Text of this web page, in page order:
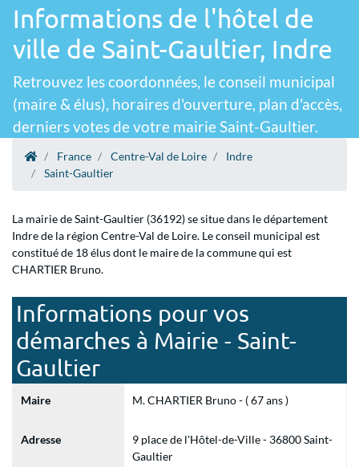
Informations de l'hôtel de
ville de Saint-Gaultier, Indre
Retrouvez les coordonnées, le conseil municipal
(maire & élus), horaires d'ouverture, plan d'accès,
derniers votes de votre mairie Saint-Gaultier.
France Centre-Val de Loire
Indre
Saint-Gaultier
La mairie de Saint-Gaultier (36192) se situe dans le département
Indre de la région Centre-Val de Loire. Le conseil municipal est
constitué de 18 élus dont le maire de la commune qui est
CHARTIER Bruno.
Informations pour vos
démarches à Mairie - Saint-
Gaultier
Maire M. CHARTIER Bruno - ( 67 ans )
Adresse
9 place de l'Hôtel-de-Ville - 36800 Saint-
Gaultier